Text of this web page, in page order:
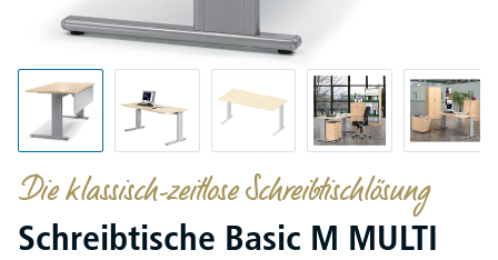
Die klassisch-zeitlose Schreibtischlösung
Schreibtische Basic M MULTI